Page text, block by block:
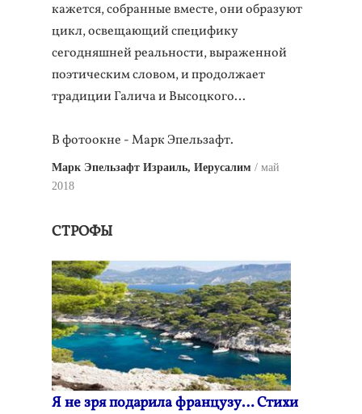
кажется, собранные вместе, они образуют
цикл, освещающий специфику
сегодняшней реальности, выраженной
поэтическим словом, и продолжает
традиции Галича и Высоцкого…
В фотоокне - Марк Эпельзафт.
Марк Эпельзафт Израиль, Иерусалим
май
2018
СТРОФЫ
Я не зря подарила французу… Стихи